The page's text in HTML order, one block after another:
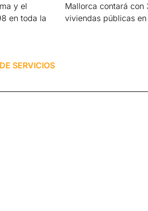
y el
en toda la
Mallorca contará con
viviendas públicas en
SERVICIOS